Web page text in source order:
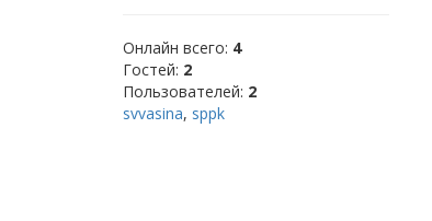
Онлайн всего: 4
Гостей: 2
Пользователей: 2
svvasina, sppk